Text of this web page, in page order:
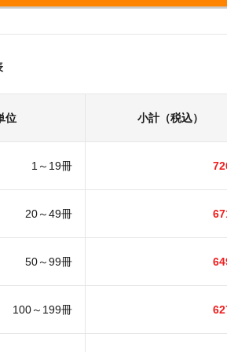
位 小計（税込）
1～19冊
20～49冊
50～99冊
100～199冊